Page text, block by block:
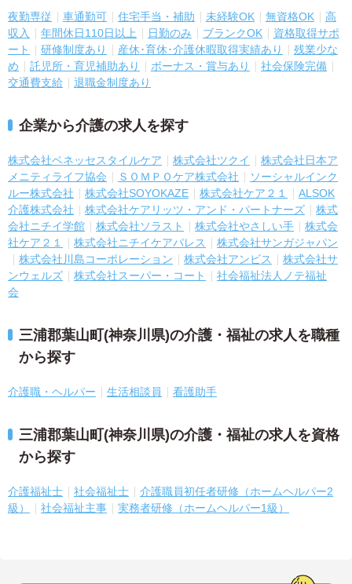
夜勤専従 車通勤可 住宅手当・補助 未経験OK 無資格OK
高
収入
年間休日110日以上 日勤のみ ブランクOK
資格取得サポ
ート
研修制度あり 産休･育休･介護休暇取得実績あり
残業少な
め
託児所・育児補助あり ボーナス・賞与あり
社会保険完備
交通費支給
退職金制度あり
企業から介護の求人を探す
株式会社ベネッセスタイルケア 株式会社ツクイ
株式会社日本ア
メニティライフ協会
ＳＯＭＰＯケア株式会社
ソーシャルインク
ルー株式会社
株式会社SOYOKAZE 株式会社ケア２１
ALSOK
介護株式会社
株式会社ケアリッツ・アンド・パートナーズ
株式
会社ニチイ学館
株式会社ソラスト 株式会社やさしい手
株式会
社ケア２１
株式会社ニチイケアパレス
株式会社サンガジャパン
株式会社川島コーポレーション
株式会社アンビス
株式会社サ
ンウェルズ
株式会社スーパー・コート
社会福祉法人ノテ福祉
会
三浦郡葉山町(神奈川県)の介護・福祉の求人を職種
から探す
介護職・ヘルパー 生活相談員 看護助手
三浦郡葉山町(神奈川県)の介護・福祉の求人を資格
から探す
介護福祉士 社会福祉士
介護職員初任者研修（ホームヘルパー2
級）
社会福祉主事 実務者研修（ホームヘルパー1級）